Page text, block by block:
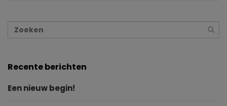
Recente berichten
Een nieuw begin!